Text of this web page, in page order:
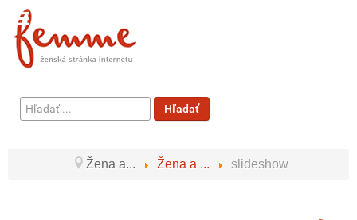
Hľadať
...
Hľadať
Žena a... Žena a ... slideshow